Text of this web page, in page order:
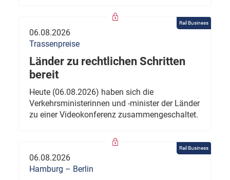
Rail Business
06.08.2026
Trassenpreise
Länder zu rechtlichen Schritten
bereit
Heute (06.08.2026) haben sich die
Verkehrsministerinnen und -minister der Länder
zu einer Videokonferenz zusammengeschaltet.
Rail Business
06.08.2026
Hamburg – Berlin